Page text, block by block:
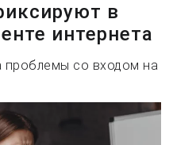
в
интернета
проблемы со входом на